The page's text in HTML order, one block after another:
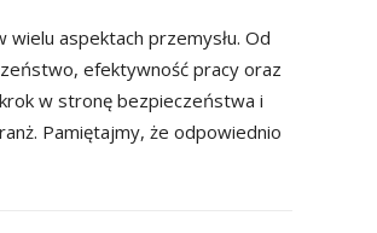
aspektach przemysłu. Od
efektywność pracy oraz
w stronę bezpieczeństwa i
Pamiętajmy, że odpowiednio